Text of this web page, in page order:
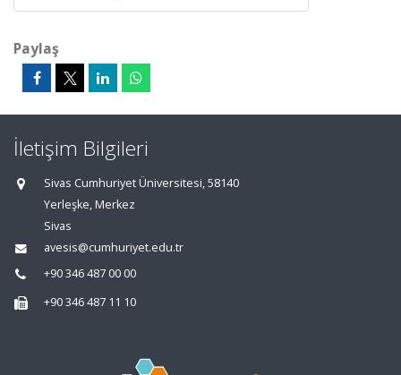
Paylaş
İletişim Bilgileri
Sivas Cumhuriyet Üniversitesi, 58140
Yerleşke, Merkez
Sivas
avesis@cumhuriyet.edu.tr
+90 346 487 00 00
+90 346 487 11 10